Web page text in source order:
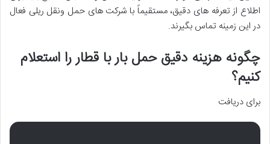
اطلاع از تعرفه های دقیق، مستقیماً با شرکت های حمل ونقل ریلی فعال
در این زمینه تماس بگیرند.
چگونه هزینه دقیق حمل بار با قطار را استعلام
کنیم؟
برای دریافت